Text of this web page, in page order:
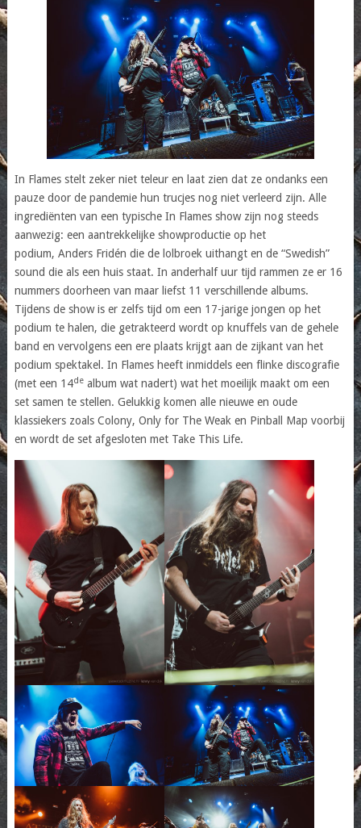
In Flames stelt zeker niet teleur en laat zien dat ze ondanks een
pauze door de pandemie hun trucjes nog niet verleerd zijn. Alle
ingrediënten van een typische In Flames show zijn nog steeds
aanwezig: een aantrekkelijke showproductie op het
podium, Anders Fridén die de lolbroek uithangt en de “Swedish”
sound die als een huis staat. In anderhalf uur tijd rammen ze er 16
nummers doorheen van maar liefst 11 verschillende albums.
Tijdens de show is er zelfs tijd om een 17-jarige jongen op het
podium te halen, die getrakteerd wordt op knuffels van de gehele
band en vervolgens een ere plaats krijgt aan de zijkant van het
podium spektakel. In Flames heeft inmiddels een flinke discografie
(met een 14dealbum wat nadert) wat het moeilijk maakt om een
set samen te stellen. Gelukkig komen alle nieuwe en oude
klassiekers zoals Colony, Only for The Weak en Pinball Map voorbij
en wordt de set afgesloten met Take This Life.